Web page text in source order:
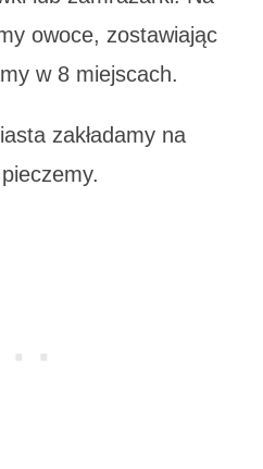
owoce, zostawiając
w 8 miejscach.
zakładamy na